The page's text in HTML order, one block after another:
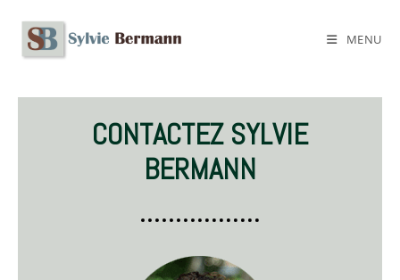
MENU
CONTACTEZ SYLVIE
BERMANN